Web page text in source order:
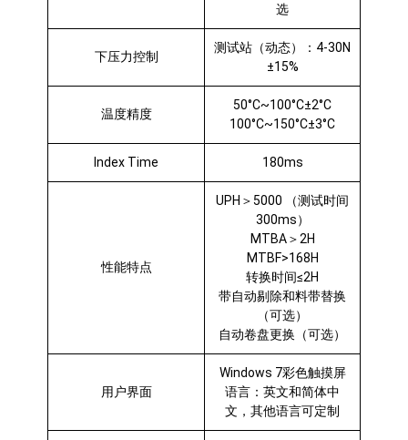
选
下压力控制
测试站（动态）：4-30N
±15%
温度精度
50°C~100°C±2°C
100°C~150°C±3°C
Index Time 180ms
性能特点
UPH＞5000 （测试时间
300ms）
MTBA＞2H
MTBF>168H
转换时间≤2H
带自动剔除和料带替换
（可选）
自动卷盘更换（可选）
用户界面
Windows 7彩色触摸屏
语言：英文和简体中
文，其他语言可定制